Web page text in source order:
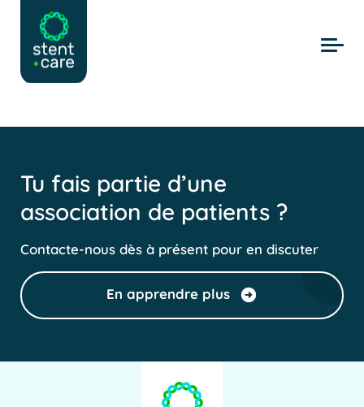
Skip to main content
Tu fais partie d’une
association de patients ?
Contacte-nous dès à présent pour en discuter
En apprendre plus